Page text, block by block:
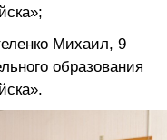
Михаил, 9
образования